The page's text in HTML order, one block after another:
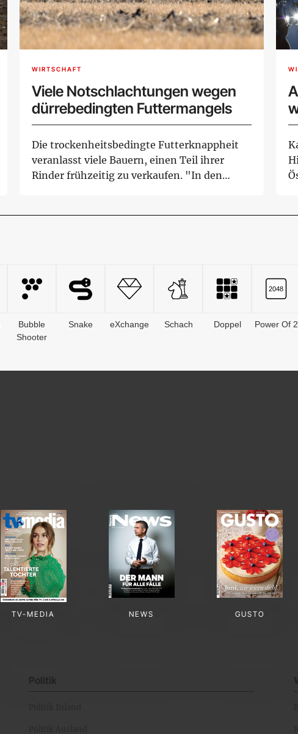
WIRTSCHAFT
Viele Notschlachtungen wegen
dürrebedingten Futtermangels
Die trockenheitsbedingte Futterknappheit
veranlasst viele Bauern, einen Teil ihrer
Rinder frühzeitig zu verkaufen. "In den
Bubble
Shooter
Snake eXchange Schach Doppel Power Of 2
TV-MEDIA NEWS GUSTO